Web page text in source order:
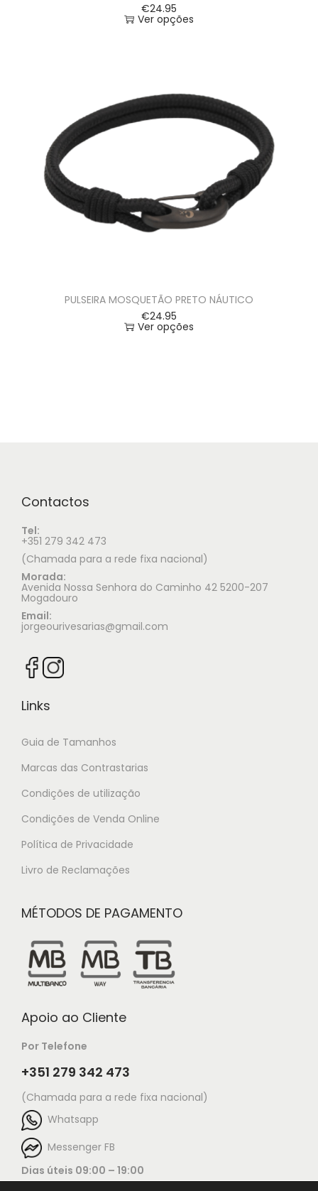
€24.95
Ver opções
PULSEIRA MOSQUETÃO PRETO NÁUTICO
€24.95
Ver opções
Contactos
Tel:
+351 279 342 473
(Chamada para a rede fixa nacional)
Morada:
Avenida Nossa Senhora do Caminho 42 5200-207
Mogadouro
Email:
jorgeourivesarias@gmail.com
Links
Guia de Tamanhos
Marcas das Contrastarias
Condições de utilização
Condições de Venda Online
Política de Privacidade
Livro de Reclamações
MÉTODOS DE PAGAMENTO
Apoio ao Cliente
Por Telefone
+351 279 342 473
(Chamada para a rede fixa nacional)
Whatsapp
Messenger FB
Dias úteis 09:00 – 19:00